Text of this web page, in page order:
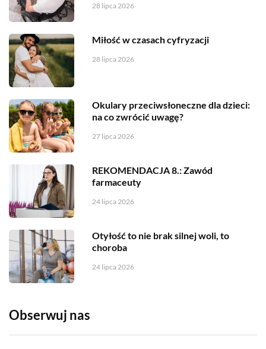
28 lipca 2026
Miłość w czasach cyfryzacji
28 lipca 2026
Okulary przeciwsłoneczne dla dzieci:
na co zwrócić uwagę?
27 lipca 2026
REKOMENDACJA 8.: Zawód
farmaceuty
24 lipca 2026
Otyłość to nie brak silnej woli, to
choroba
24 lipca 2026
Obserwuj nas